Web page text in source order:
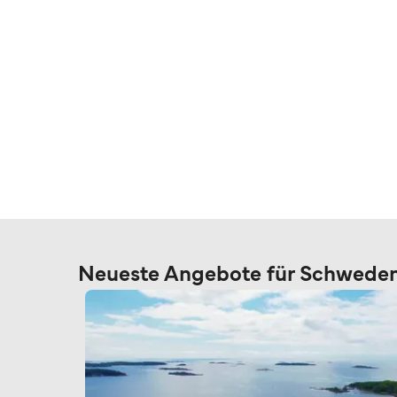
Neueste Angebote für